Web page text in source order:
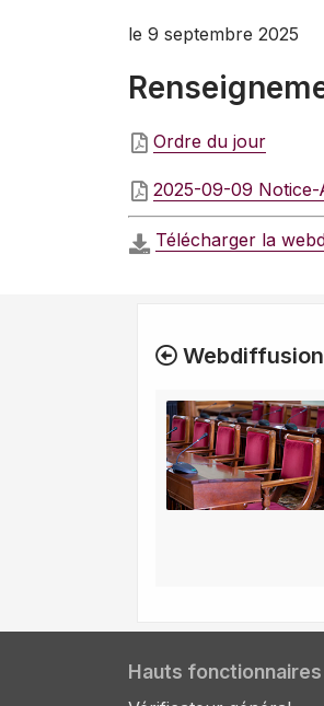
le 9 septembre 2025
Ordre du jour
2025-09-09 Notice-
Télécharger la
Hauts fonctionnaires